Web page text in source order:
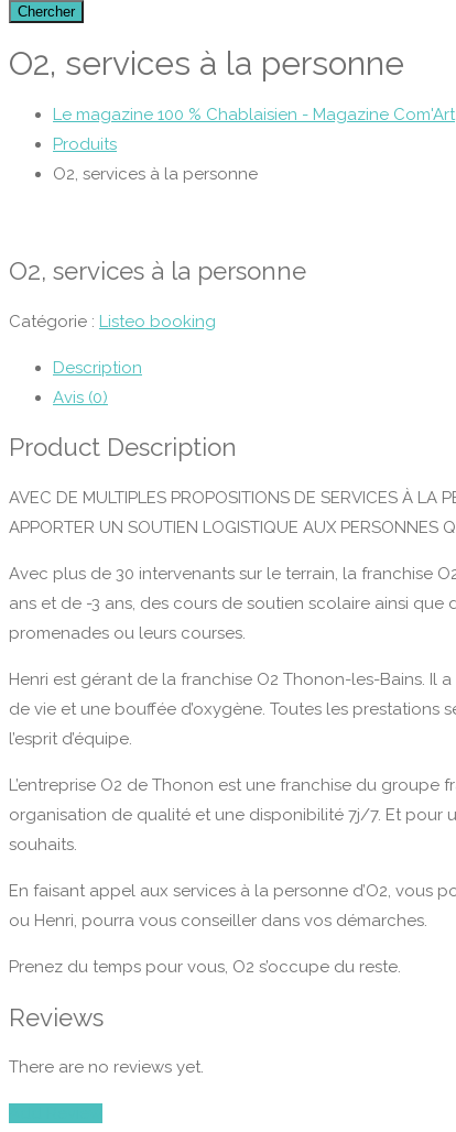
Chercher
O2, services à la personne
Le magazine 100 % Chablaisien - Magazine Com'Art
Produits
O2, services à la personne
O2, services à la personne
Catégorie : Listeo booking
Description
Avis (0)
Product Description
AVEC DE MULTIPLES PROPOSITIONS DE SERVICES À
APPORTER UN SOUTIEN LOGISTIQUE AUX PERSONNES
Avec plus de 30 intervenants sur le terrain, la franchise
ans et de -3 ans, des cours de soutien scolaire ainsi
promenades ou leurs courses.
Henri est gérant de la franchise O2 Thonon-les-Bains. Il
de vie et une bouffée d’oxygène. Toutes les
l’esprit d’équipe.
L’entreprise O2 de Thonon est une franchise du
organisation de qualité et une disponibilité 7j/7. Et pour
souhaits.
En faisant appel aux services à la personne d’O2, vous
ou Henri, pourra vous conseiller dans vos démarches.
Prenez du temps pour vous, O2 s’occupe du reste.
Reviews
There are no reviews yet.